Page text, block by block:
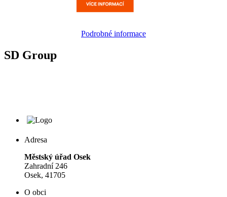
Podrobné informace
SD Group
Adresa
Městský úřad Osek
Zahradní 246
Osek, 41705
O obci